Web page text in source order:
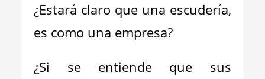
¿Estará claro que una escudería,
es como una empresa?
¿Si se entiende que sus